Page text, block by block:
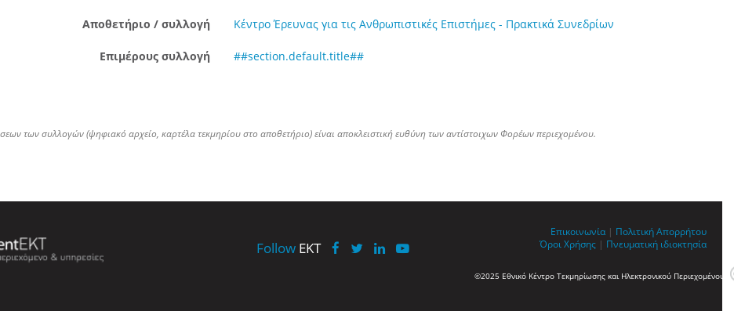
Αποθετήριο / συλλογή Κέντρο Έρευνας για τις Ανθρωπιστικές Επιστήμες - Πρακτικά Συνεδρίων
Επιμέρους συλλογή ##section.default.title##
των συλλογών (ψηφιακό αρχείο, καρτέλα τεκμηρίου στο αποθετήριο) είναι αποκλειστική ευθύνη των αντίστοιχων Φορέων περιεχομένου.
Follow EKT
Επικοινωνία | Πολιτική Απορρήτου
Όροι Χρήσης | Πνευματική ιδιοκτησία
©2025 Εθνικό Κέντρο Τεκμηρίωσης και Ηλεκτρονικού Περιεχομένου